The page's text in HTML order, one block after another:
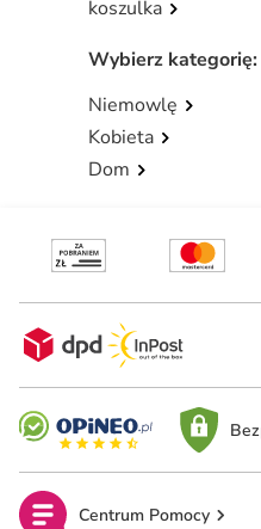
koszulka
Wybierz kategorię:
Niemowlę
Kobieta
Dom
Centrum Pomocy